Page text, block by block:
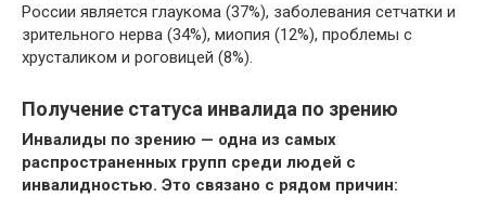
России является глаукома (37%), заболевания сетчатки и
зрительного нерва (34%), миопия (12%), проблемы с
хрусталиком и роговицей (8%).
Получение статуса инвалида по зрению
Инвалиды по зрению — одна из самых
распространенных групп среди людей с
инвалидностью. Это связано с рядом причин: